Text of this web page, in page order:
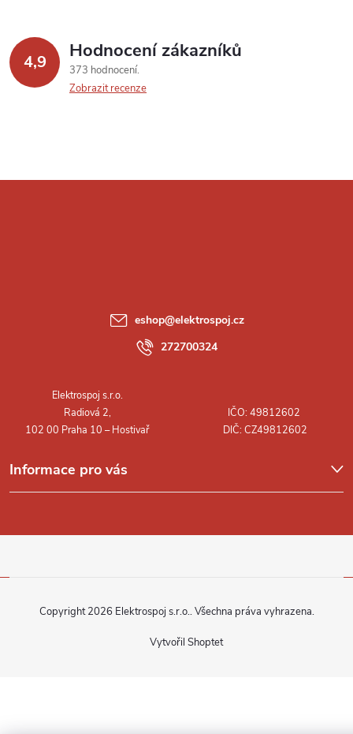
4,9 Hodnocení zákazníků
373 hodnocení
Zobrazit recenze
Informace pro vás
eshop@elektrospoj.cz
272700324
Vytvořil Shoptet
Copyright 2026 Elektrospoj s.r.o.. Všechna práva vyhrazena.